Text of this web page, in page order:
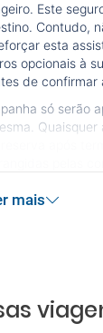
Este
Contudo,
esta
opcionais à
de confirmar
só serão
Quaisquer
mais